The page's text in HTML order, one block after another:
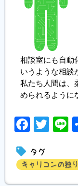
相談室にも自動
いうような相談
私たち人間は、
められるように
タグ
キャリコンの独